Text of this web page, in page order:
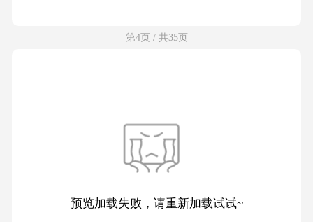
第4页 / 共35页
预览加载失败，请重新加载试试~